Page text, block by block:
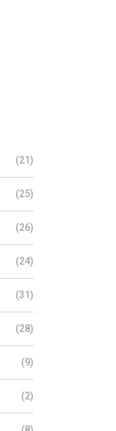
(21)
(25)
(26)
(24)
(31)
(28)
(9)
(2)